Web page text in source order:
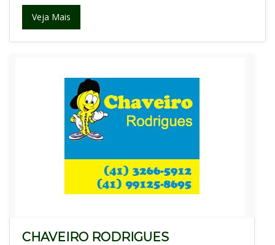
Veja Mais
CHAVEIRO RODRIGUES